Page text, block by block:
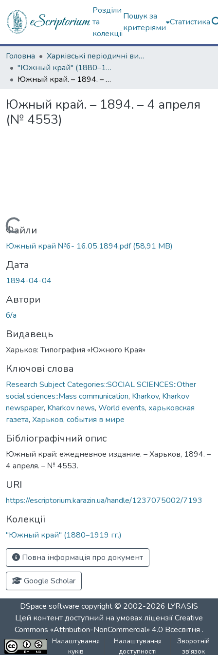
Розділи
та
колекції
Пошук за
критеріями
Статистика
Головна
Харківські періодичні видання
"Южный край" (1880–1919 гг.)
Южный край. – 1894. – 4 апреля (№ 4553)
Южный край. – 1894. – 4 апреля
(№ 4553)
Вантажиться...
Файли
Южный край №6- 16.05.1894.pdf(58,91 MB)
Дата
1894-04-04
Автори
б/а
Видавець
Харьков: Типография «Южного Края»
Ключові слова
Research Subject Categories::SOCIAL SCIENCES::Other
social sciences::Mass communication, Kharkov, Kharkov
newspaper, Kharkov news, World events, харьковская
газета, Харьков, события в мире
Бібліографічний опис
Южный край: ежедневное издание. – Харьков, 1894. –
4 апреля. – № 4553.
URI
https://escriptorium.karazin.ua/handle/1237075002/7193
Колекції
"Южный край" (1880–1919 гг.)
Повна інформація про документ
Google Scholar
DSpace software copyright © 2002-2026 LYRASIS
Цей контент доступний на умовах ліцензіїCreative
Commons «Attribution-NonCommercial» 4.0 Всесвітня .
Налаштування
куків
Налаштування
доступності
Зворотній
зв'язок